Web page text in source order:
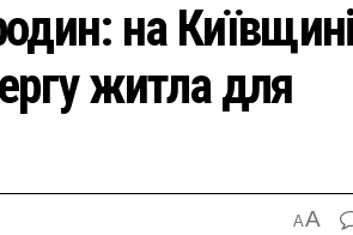
на Київщині
житла для
AA